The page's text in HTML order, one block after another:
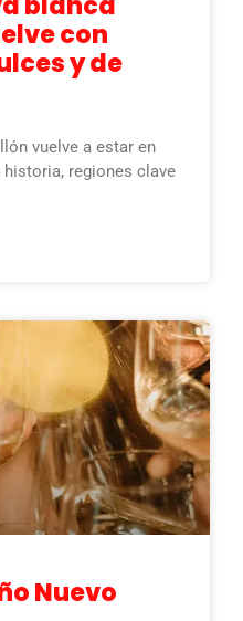
con
y de
vuelve a estar en
regiones clave
Nuevo